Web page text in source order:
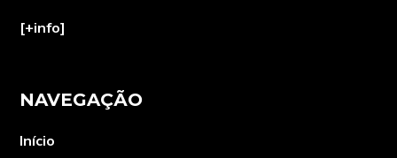
[+info]
NAVEGAÇÃO
Início